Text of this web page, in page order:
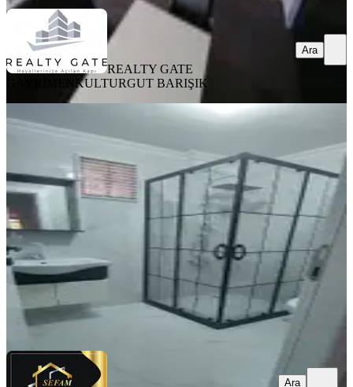
REALTY GATE
GAYRİMENKULTURGUT BARIŞIK
Ara
2
Keçiören Aktepede Yapılı İskanlı 3+1
Boş Daire
Keçiören, Aktepe Mahallesi
3+1·120 m² ·Yüksek giriş ·16.07.2026
3.850.000 ₺
SEFAM EMLAK Gülbeyaz Uysal
Ara
Ara